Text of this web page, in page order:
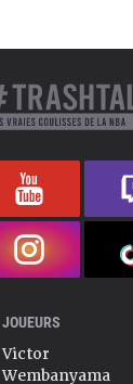
JOUEURS
Victor
Wembanyama